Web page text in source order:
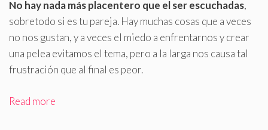
No hay nada más placentero que el ser escuchadas,
sobretodo si es tu pareja. Hay muchas cosas que a veces
no nos gustan, y a veces el miedo a enfrentarnos y crear
una pelea evitamos el tema, pero a la larga nos causa tal
frustración que al final es peor.
Read more